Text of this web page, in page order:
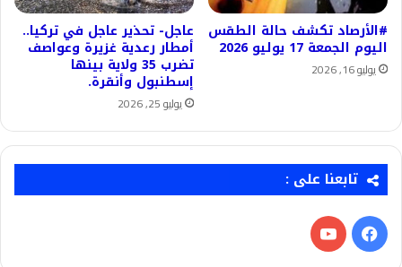
#الأرصاد تكشف حالة الطقس
اليوم الجمعة 17 يوليو 2026
يوليو 16, 2026
عاجل- تحذير عاجل في تركيا..
أمطار رعدية غزيرة وعواصف
تضرب 35 ولاية بينها
إسطنبول وأنقرة.
يوليو 25, 2026
تابعنا على :
فيسبوك‫YouTube